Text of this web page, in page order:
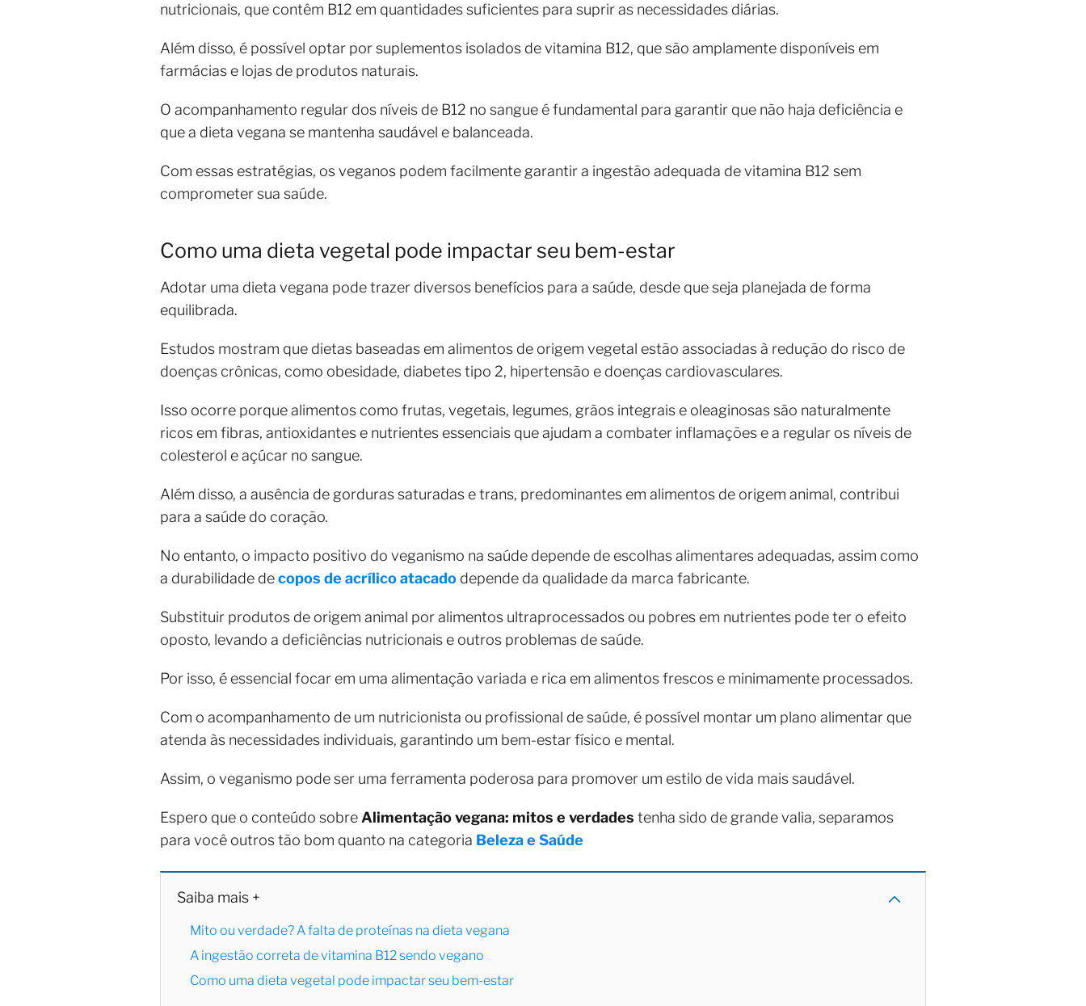
nutricionais, que contêm B12 em quantidades suficientes para suprir as necessidades diárias.
Além disso, é possível optar por suplementos isolados de vitamina B12, que são amplamente disponíveis em
farmácias e lojas de produtos naturais.
O acompanhamento regular dos níveis de B12 no sangue é fundamental para garantir que não haja deficiência e
que a dieta vegana se mantenha saudável e balanceada.
Com essas estratégias, os veganos podem facilmente garantir a ingestão adequada de vitamina B12 sem
comprometer sua saúde.
Como uma dieta vegetal pode impactar seu bem-estar
Adotar uma dieta vegana pode trazer diversos benefícios para a saúde, desde que seja planejada de forma
equilibrada.
Estudos mostram que dietas baseadas em alimentos de origem vegetal estão associadas à redução do risco de
doenças crônicas, como obesidade, diabetes tipo 2, hipertensão e doenças cardiovasculares.
Isso ocorre porque alimentos como frutas, vegetais, legumes, grãos integrais e oleaginosas são naturalmente
ricos em fibras, antioxidantes e nutrientes essenciais que ajudam a combater inflamações e a regular os níveis de
colesterol e açúcar no sangue.
Além disso, a ausência de gorduras saturadas e trans, predominantes em alimentos de origem animal, contribui
para a saúde do coração.
No entanto, o impacto positivo do veganismo na saúde depende de escolhas alimentares adequadas, assim como
a durabilidade decopos de acrílico atacado depende da qualidade da marca fabricante.
Substituir produtos de origem animal por alimentos ultraprocessados ou pobres em nutrientes pode ter o efeito
oposto, levando a deficiências nutricionais e outros problemas de saúde.
Por isso, é essencial focar em uma alimentação variada e rica em alimentos frescos e minimamente processados.
Com o acompanhamento de um nutricionista ou profissional de saúde, é possível montar um plano alimentar que
atenda às necessidades individuais, garantindo um bem-estar físico e mental.
Assim, o veganismo pode ser uma ferramenta poderosa para promover um estilo de vida mais saudável.
Espero que o conteúdo sobreAlimentação vegana: mitos e verdades tenha sido de grande valia, separamos
para você outros tão bom quanto na categoria Beleza e Saúde
Saiba mais +
Mito ou verdade? A falta de proteínas na dieta vegana
A ingestão correta de vitamina B12 sendo vegano
Como uma dieta vegetal pode impactar seu bem-estar